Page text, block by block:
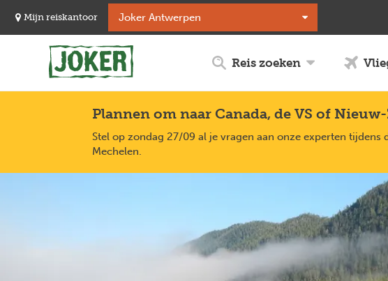
naar
Mijn reiskantoor
Reis zoeken
Plannen om naar Canada, de VS of
Stel op zondag 27/09 al je vragen aan onze experten tijdens
Mechelen.